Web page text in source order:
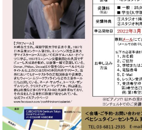
イ
ン
コ
ン
サ
ー
ト
ア
ッ
プ
ラ
イ
教
室
ご
愛
用
者
の
楽
教
室
店
長
ご
挨
拶
展
示
情
報
ホー
ル・
スタ